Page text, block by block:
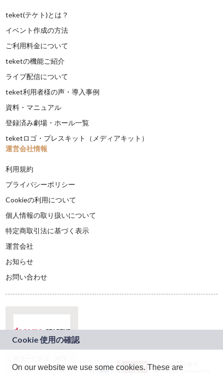
teket(テケト)とは？
イベント作成の方法
ご利用料金について
teketの機能ご紹介
ライブ配信について
teket利用者様の声・導入事例
資料・マニュアル
登録済み劇場・ホール一覧
teketロゴ・プレスキット（メディアキット）
運営会社情報
利用規約
プライバシーポリシー
Cookieの利用について
個人情報の取り扱いについて
特定商取引法に基づく表示
運営会社
お知らせ
お問い合わせ
ドコモグループの新
JASRAC許諾番号：
On our website we use some cookies. These are